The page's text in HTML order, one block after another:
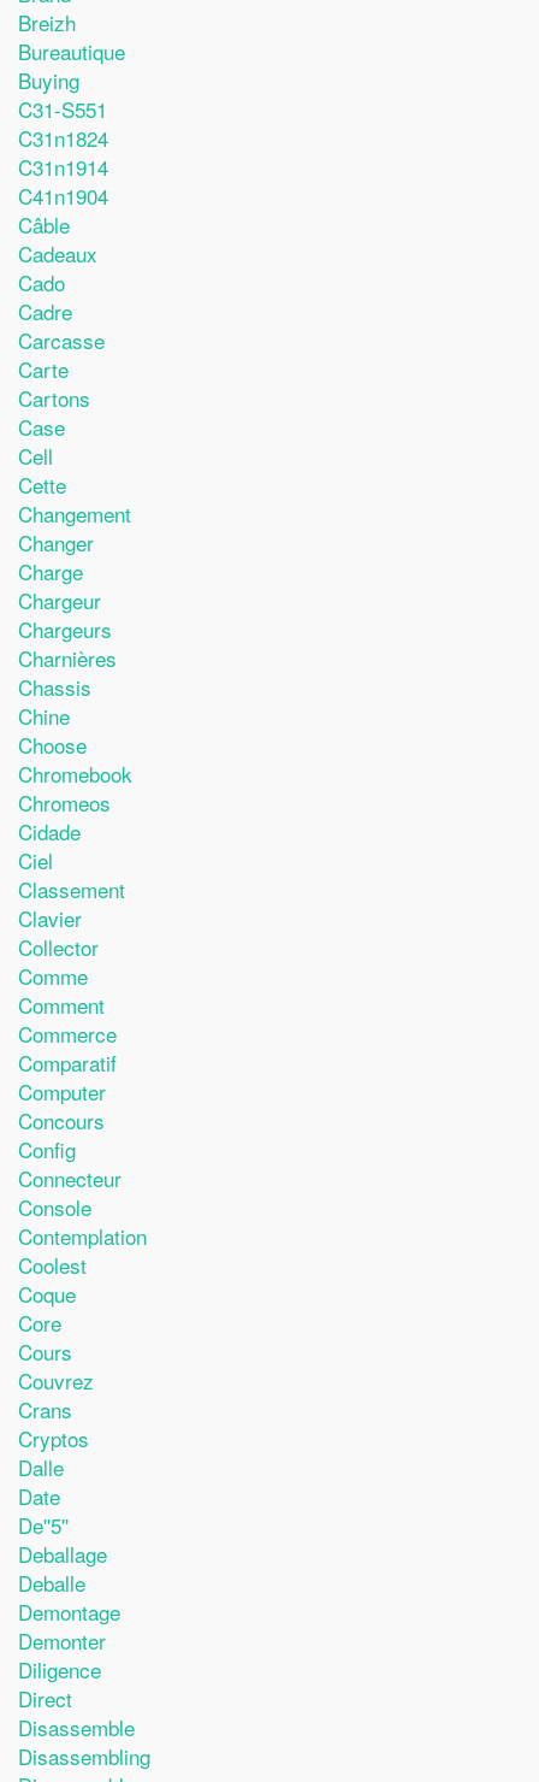
Breizh
Bureautique
Buying
C31-S551
C31n1824
C31n1914
C41n1904
Câble
Cadeaux
Cado
Cadre
Carcasse
Carte
Cartons
Case
Cell
Cette
Changement
Changer
Charge
Chargeur
Chargeurs
Charnières
Chassis
Chine
Choose
Chromebook
Chromeos
Cidade
Ciel
Classement
Clavier
Collector
Comme
Comment
Commerce
Comparatif
Computer
Concours
Config
Connecteur
Console
Contemplation
Coolest
Coque
Core
Cours
Couvrez
Crans
Cryptos
Dalle
Date
De''5''
Deballage
Deballe
Demontage
Demonter
Diligence
Direct
Disassemble
Disassembling